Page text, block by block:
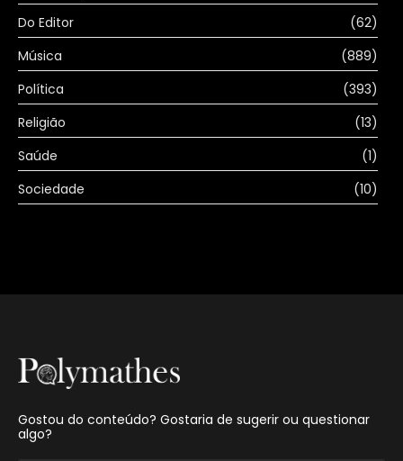
Do Editor
(62)
Música
(889)
Política
(393)
Religião
(13)
Saúde
(1)
Sociedade
(10)
Gostou do conteúdo? Gostaria de sugerir ou questionar
algo?